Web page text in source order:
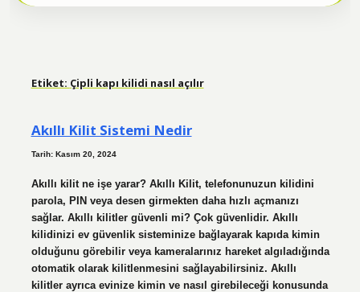
Etiket: Çipli kapı kilidi nasıl açılır
Akıllı Kilit Sistemi Nedir
Tarih: Kasım 20, 2024
Akıllı kilit ne işe yarar? Akıllı Kilit, telefonunuzun kilidini
parola, PIN veya desen girmekten daha hızlı açmanızı
sağlar. Akıllı kilitler güvenli mi? Çok güvenlidir. Akıllı
kilidinizi ev güvenlik sisteminize bağlayarak kapıda kimin
olduğunu görebilir veya kameralarınız hareket algıladığında
otomatik olarak kilitlenmesini sağlayabilirsiniz. Akıllı
kilitler ayrıca evinize kimin ve nasıl girebileceği konusunda